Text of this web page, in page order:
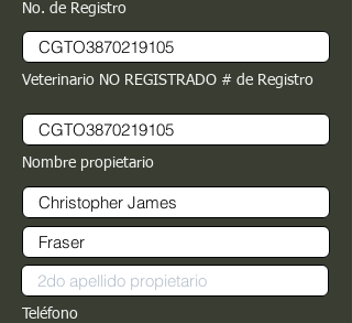
No. de Registro
Veterinario NO REGISTRADO # de Registro
Nombre propietario
Teléfono